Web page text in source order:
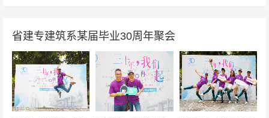
省建专建筑系某届毕业30周年聚会